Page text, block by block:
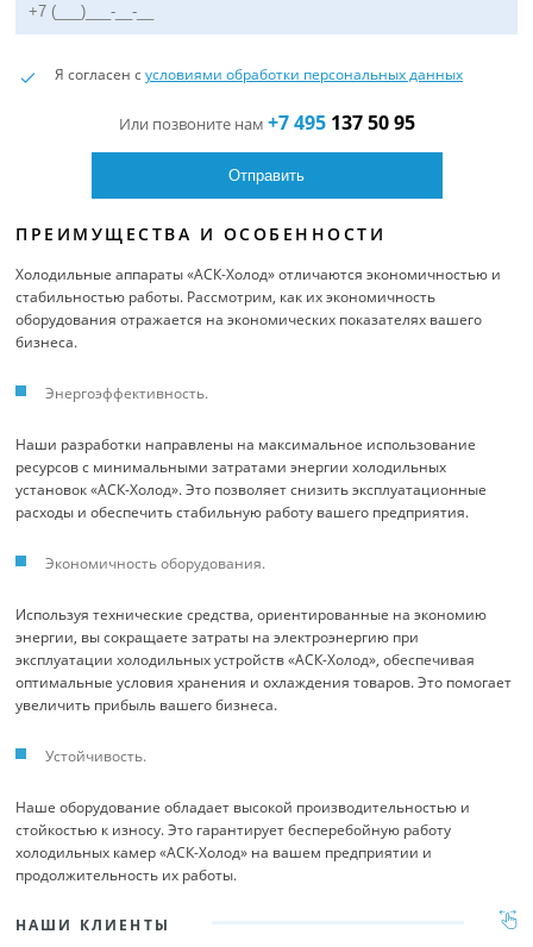
Я согласен сусловиями обработки персональных данных
Или позвоните нам +7 495137 50 95
ПРЕИМУЩЕСТВА И ОСОБЕННОСТИ
Холодильные аппараты «АСК-Холод» отличаются экономичностью и
стабильностью работы. Рассмотрим, как их экономичность
оборудования отражается на экономических показателях вашего
бизнеса.
Энергоэффективность.
Наши разработки направлены на максимальное использование
ресурсов с минимальными затратами энергии холодильных
установок «АСК-Холод». Это позволяет снизить эксплуатационные
расходы и обеспечить стабильную работу вашего предприятия.
Экономичность оборудования.
Используя технические средства, ориентированные на экономию
энергии, вы сокращаете затраты на электроэнергию при
эксплуатации холодильных устройств «АСК-Холод», обеспечивая
оптимальные условия хранения и охлаждения товаров. Это помогает
увеличить прибыль вашего бизнеса.
Устойчивость.
Наше оборудование обладает высокой производительностью и
стойкостью к износу. Это гарантирует бесперебойную работу
холодильных камер «АСК-Холод» на вашем предприятии и
продолжительность их работы.
НАШИ КЛИЕНТЫ